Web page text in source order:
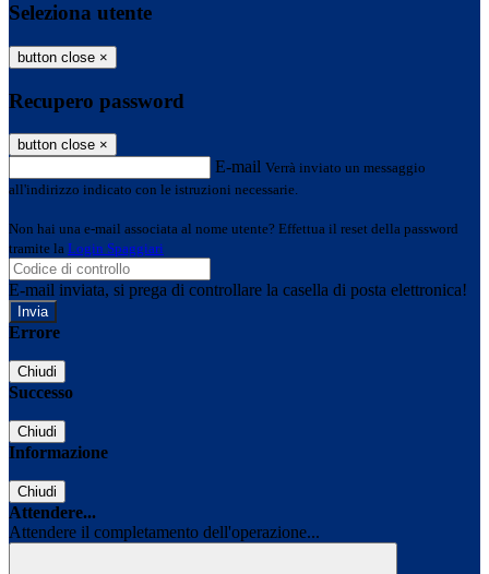
Seleziona utente
button close ×
Recupero password
button close ×
E-mail Verrà inviato un messaggio
all'indirizzo indicato con le istruzioni necessarie.
Non hai una e-mail associata al nome utente? Effettua il reset della password
tramite la Login Spaggiari
E-mail inviata, si prega di controllare la casella di posta elettronica!
Errore
Chiudi
Successo
Chiudi
Informazione
Chiudi
Attendere...
Attendere il completamento dell'operazione...